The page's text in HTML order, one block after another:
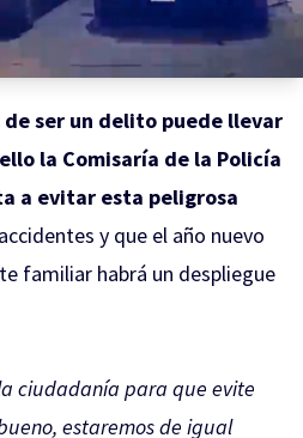
de ser un delito puede llevar
la Comisaría de la Policía
a evitar esta peligrosa
y que el año nuevo
familiar habrá un despliegue
ciudadanía para que evite
estaremos de igual